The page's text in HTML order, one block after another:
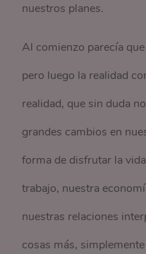
nuestros planes.
Al comienzo parecía
pero luego la realidad
realidad, que sin duda
grandes cambios en
forma de disfrutar la
trabajo, nuestra
nuestras relaciones
cosas más,